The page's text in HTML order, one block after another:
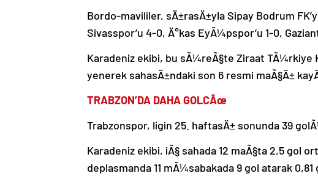
Bordo-mavililer, sÄ±rasÄ±yla Sipay Bodrum
Sivasspor’u 4-0, Ä°kas EyÃ¼pspor’u 1-0,
Karadeniz ekibi, bu sÃ¼reÃ§te Ziraat TÃ¼rkiye
yenerek sahasÄ±ndaki son 6 resmi maÃ§Ä±
TRABZON’DA DAHA GOLCÃœ
Trabzonspor, ligin 25. haftasÄ± sonunda 39
Karadeniz ekibi, iÃ§ sahada 12 maÃ§ta 2,5 gol
deplasmanda 11 mÃ¼sabakada 9 gol atarak